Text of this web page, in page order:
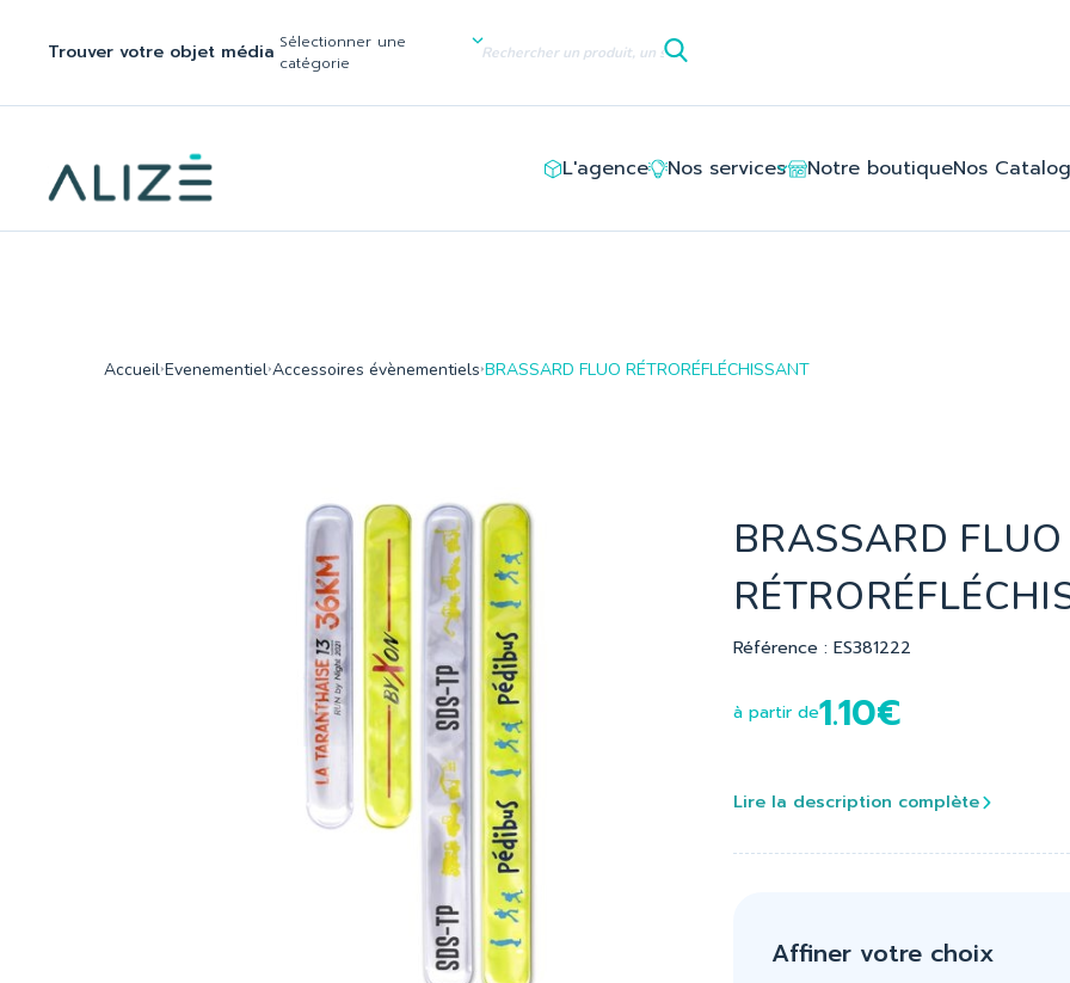
Trouver votre objet média Sélectionner une
catégorie
L'agence Nos services Notre boutiqueNos
Accueil Evenementiel Accessoires évènementiels BRASSARD FLUO RÉTRORÉFLÉCHISSANT
BRASSARD FLUO
Référence : ES381222
à partir de1.10€
Lire la description complète
Affiner votre choix